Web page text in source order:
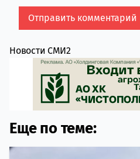
Новости СМИ2
Еще по теме: